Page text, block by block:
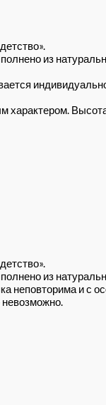
из
характером.
из
неповторима и с
невозможно.